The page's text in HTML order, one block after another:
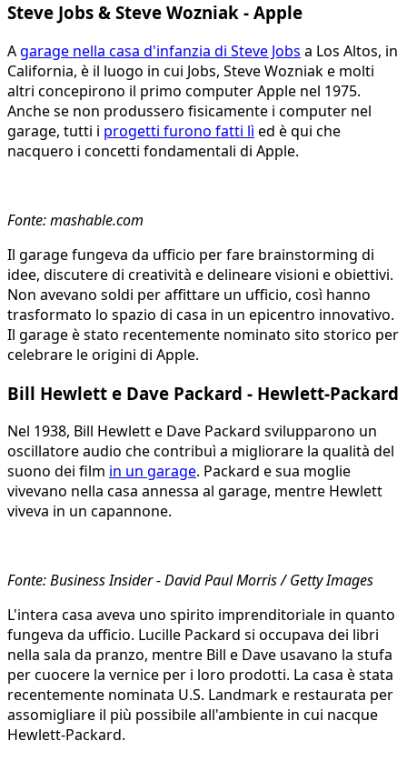
Steve Jobs & Steve Wozniak - Apple
Agarage nella casa d'infanzia di Steve Jobs a Los Altos, in
California, è il luogo in cui Jobs, Steve Wozniak e molti
altri concepirono il primo computer Apple nel 1975.
Anche se non produssero fisicamente i computer nel
garage, tutti i progetti furono fatti lì ed è qui che
nacquero i concetti fondamentali di Apple.
Fonte: mashable.com
Il garage fungeva da ufficio per fare brainstorming di
idee, discutere di creatività e delineare visioni e obiettivi.
Non avevano soldi per affittare un ufficio, così hanno
trasformato lo spazio di casa in un epicentro innovativo.
Il garage è stato recentemente nominato sito storico per
celebrare le origini di Apple.
Bill Hewlett e Dave Packard - Hewlett-Packard
Nel 1938, Bill Hewlett e Dave Packard svilupparono un
oscillatore audio che contribuì a migliorare la qualità del
suono dei film in un garage. Packard e sua moglie
vivevano nella casa annessa al garage, mentre Hewlett
viveva in un capannone.
Fonte: Business Insider - David Paul Morris / Getty Images
L'intera casa aveva uno spirito imprenditoriale in quanto
fungeva da ufficio. Lucille Packard si occupava dei libri
nella sala da pranzo, mentre Bill e Dave usavano la stufa
per cuocere la vernice per i loro prodotti. La casa è stata
recentemente nominata U.S. Landmark e restaurata per
assomigliare il più possibile all'ambiente in cui nacque
Hewlett-Packard.